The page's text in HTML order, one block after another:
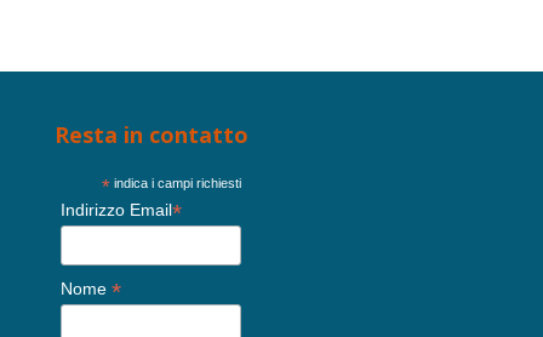
Resta in contatto
*indica i campi richiesti
Indirizzo Email*
Nome *